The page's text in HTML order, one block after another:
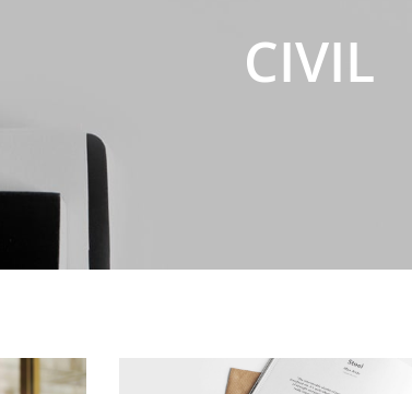
CIVIL